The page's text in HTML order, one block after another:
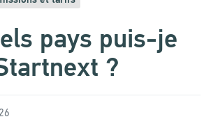
pays puis-je
?